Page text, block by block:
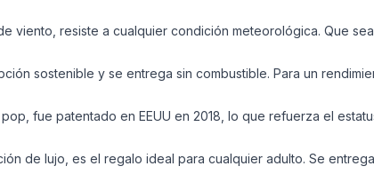
viento, resiste a cualquier condición meteorológica. Que
sostenible y se entrega sin combustible. Para un
fue patentado en EEUU en 2018, lo que refuerza el
de lujo, es el regalo ideal para cualquier adulto. Se